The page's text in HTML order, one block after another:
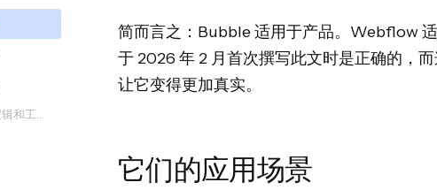
简而言之：Bubble 适用于产品。Webflow
于 2026 年 2 月首次撰写此文时是正确的，
让它变得更加真实。
它们的应用场景